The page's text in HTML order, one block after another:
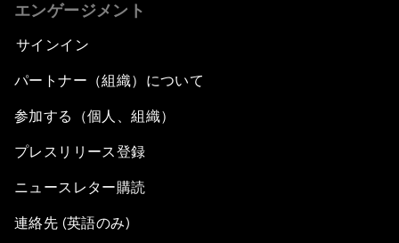
エンゲージメント
サインイン
パートナー（組織）について
参加する（個人、組織）
プレスリリース登録
ニュースレター購読
連絡先 (英語のみ)